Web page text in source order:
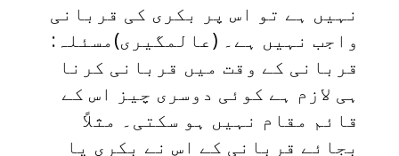
نہیں ہے تو اس پر بکری کی قربانی
واجب نہیں ہے۔ (عالمگیری)مسئلہ:
قربانی کے وقت میں قربانی کرنا
ہی لازم ہے کوئی دوسری چیز اس کے
قائم مقام نہیں ہو سکتی۔ مثلاً
بجائے قربانی کے اس نے بکری یا